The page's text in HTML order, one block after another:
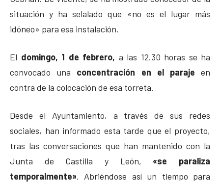
situación y ha selalado que «no es el lugar más
idóneo» para esa instalación.
El domingo, 1 de febrero, a las 12.30 horas se ha
convocado una concentración en el paraje en
contra de la colocación de esa torreta.
Desde el Ayuntamiento, a través de sus redes
sociales, han informado esta tarde que el proyecto,
tras las conversaciones que han mantenido con la
Junta de Castilla y León, «se paraliza
temporalmente». Abriéndose así un tiempo para